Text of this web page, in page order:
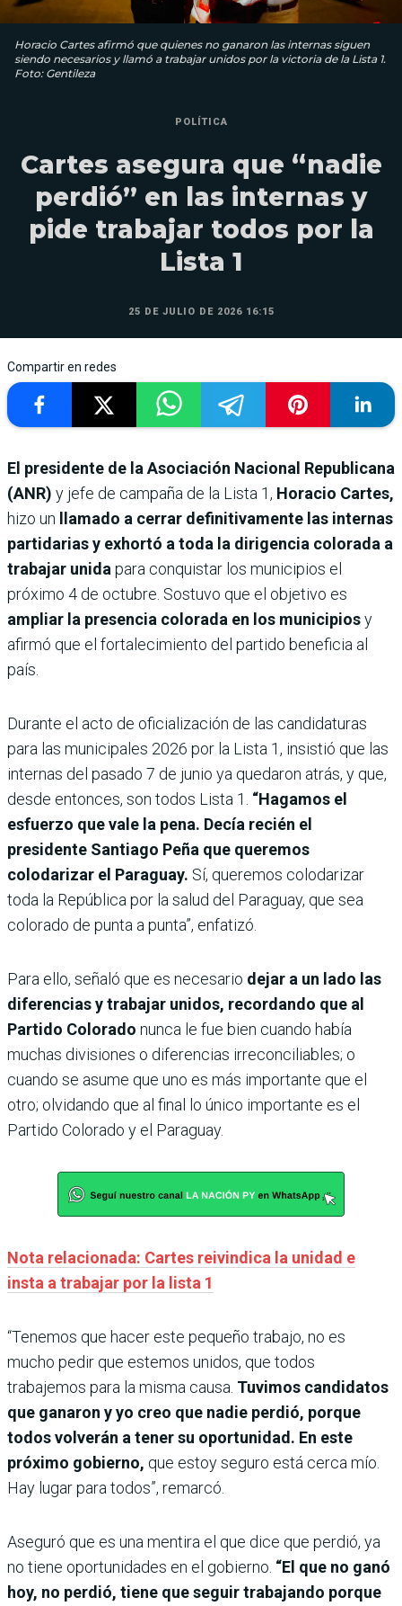
Horacio Cartes afirmó que quienes no ganaron las internas siguen
siendo necesarios y llamó a trabajar unidos por la victoria de la Lista 1.
Foto: Gentileza
POLÍTICA
Cartes asegura que “nadie
perdió” en las internas y
pide trabajar todos por la
Lista 1
25 DE JULIO DE 2026 16:15
Compartir en redes
El presidente de la Asociación Nacional Republicana
(ANR) y jefe de campaña de la Lista 1, Horacio Cartes,
hizo un
llamado a cerrar definitivamente las internas
partidarias y exhortó a toda la dirigencia colorada a
trabajar unidapara conquistar los municipios el
próximo 4 de octubre. Sostuvo que el objetivo es
ampliar la presencia colorada en los municipiosy
afirmó que el fortalecimiento del partido beneficia al
país.
Durante el acto de oficialización de las candidaturas
para las municipales 2026 por la Lista 1, insistió que las
internas del pasado 7 de junio ya quedaron atrás, y que,
desde entonces, son todos Lista 1. “Hagamos el
esfuerzo que vale la pena. Decía recién el
presidente Santiago Peña que queremos
colodarizar el Paraguay. Sí, queremos colodarizar
toda la República por la salud del Paraguay, que sea
colorado de punta a punta”, enfatizó.
Para ello, señaló que es necesario dejar a un lado las
diferencias y trabajar unidos, recordando que al
Partido Colorado nunca le fue bien cuando había
muchas divisiones o diferencias irreconciliables; o
cuando se asume que uno es más importante que el
otro; olvidando que al final lo único importante es el
Partido Colorado y el Paraguay.
Nota relacionada: Cartes reivindica la unidad e
insta a trabajar por la lista 1
“Tenemos que hacer este pequeño trabajo, no es
mucho pedir que estemos unidos, que todos
trabajemos para la misma causa. Tuvimos candidatos
que ganaron y yo creo que nadie perdió, porque
todos volverán a tener su oportunidad. En este
próximo gobierno, que estoy seguro está cerca mío.
Hay lugar para todos”, remarcó.
Aseguró que es una mentira el que dice que perdió, ya
no tiene oportunidades en el gobierno. “El que no ganó
hoy, no perdió, tiene que seguir trabajando porque